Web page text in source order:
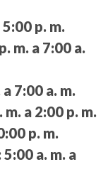
p. m.
m. a 7:00 a.
7:00 a. m.
m. a 2:00 p. m.
p. m.
5:00 a. m. a